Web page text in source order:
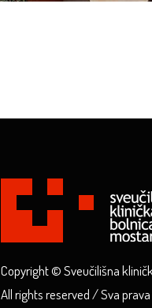
Copyright © Sveučilišna
All rights reserved / Sva